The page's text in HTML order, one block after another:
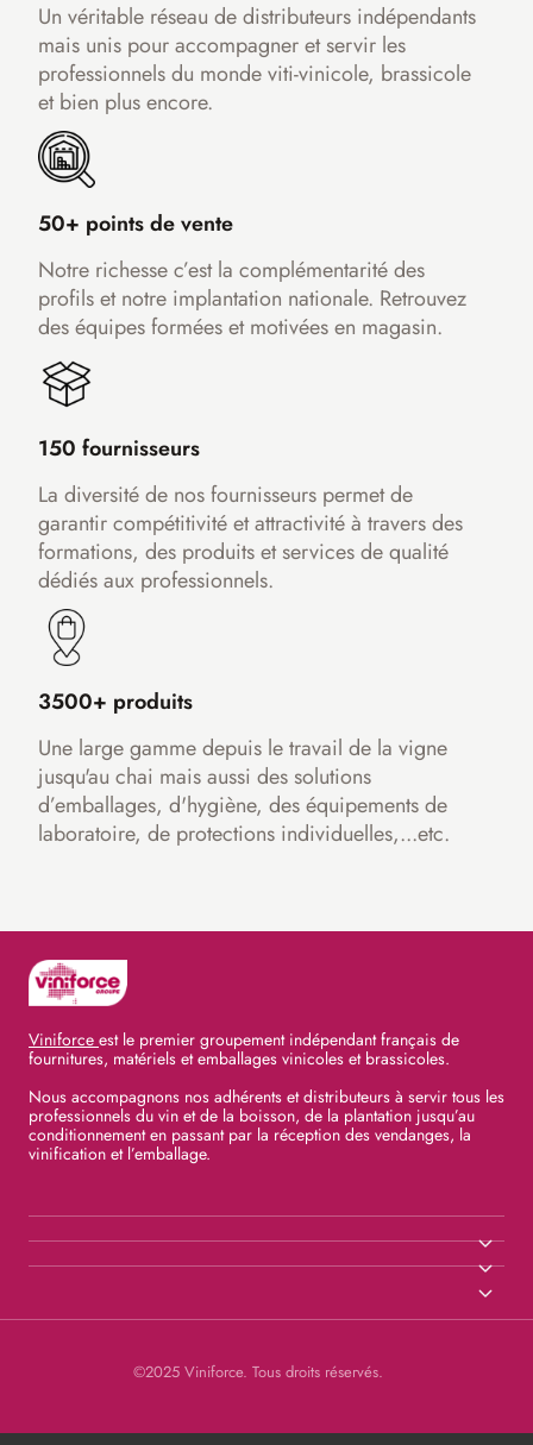
Un véritable réseau de distributeurs indépendants
mais unis pour accompagner et servir les
professionnels du monde viti-vinicole, brassicole
et bien plus encore.
50+ points de vente
Notre richesse c’est la complémentarité des
profils et notre implantation nationale. Retrouvez
des équipes formées et motivées en magasin.
150 fournisseurs
La diversité de nos fournisseurs permet de
garantir compétitivité et attractivité à travers des
formations, des produits et services de qualité
dédiés aux professionnels.
3500+ produits
Une large gamme depuis le travail de la vigne
jusqu'au chai mais aussi des solutions
d’emballages, d'hygiène, des équipements de
laboratoire, de protections individuelles,...etc.
Viniforce est le premier groupement indépendant français de
fournitures, matériels et emballages vinicoles et brassicoles.
Nous accompagnons nos adhérents et distributeurs à servir tous les
professionnels du vin et de la boisson, de la plantation jusqu’au
conditionnement en passant par la réception des vendanges, la
vinification et l’emballage.
©2025 Viniforce. Tous droits réservés.